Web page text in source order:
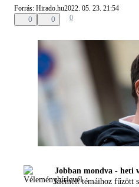
Forrás: Hirado.hu2022. 05. 23. 21:54
0
0 0
Jobban mondva - heti
kiemelt témáihoz fűzött